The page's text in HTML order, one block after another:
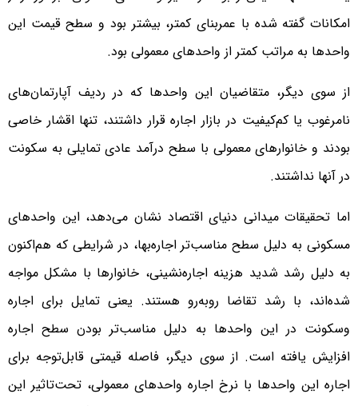
امکانات گفته شده با عمربنای کمتر، بیشتر بود و سطح قیمت این
واحدها به مراتب کمتر از واحدهای معمولی بود.
از سوی دیگر، متقاضیان این واحدها که در ردیف آپارتمان‌‌‌‌های
نامرغوب یا کم‌‌‌‌کیفیت در بازار اجاره قرار داشتند، تنها اقشار خاصی
بودند و خانوارهای معمولی با سطح درآمد عادی تمایلی به سکونت
در آنها نداشتند.
اما تحقیقات میدانی دنیای اقتصاد نشان می‌دهد، این واحدهای
مسکونی به دلیل سطح مناسب‌‌‌‌تر اجاره‌‌‌‌بها، در شرایطی که هم‌‌‌‌اکنون
به دلیل رشد شدید هزینه اجاره‌‌‌‌نشینی، خانوارها با مشکل مواجه
شده‌‌‌‌اند، با رشد تقاضا روبه‌رو هستند. یعنی تمایل برای اجاره
وسکونت در این واحدها به دلیل مناسب‌‌‌‌تر بودن سطح اجاره
افزایش یافته است. از سوی دیگر، فاصله قیمتی قابل‌توجه برای
اجاره این واحدها با نرخ اجاره واحدهای معمولی، تحت‌تاثیر این